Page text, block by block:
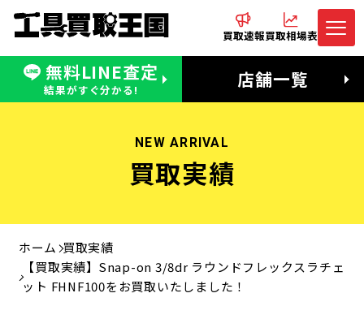
買取速報買取相場表
無料LINE査定
結果がすぐ分かる! 店舗一覧
無料LINE査定
受付：11:00〜19:00 木曜定休日
電話でお問合わせ
営業時間：11:00〜20:00
NEW ARRIVAL
買取実績
ホーム 買取実績
【買取実績】Snap-on 3/8dr ラウンドフレックスラチェ
ット FHNF100をお買取いたしました！